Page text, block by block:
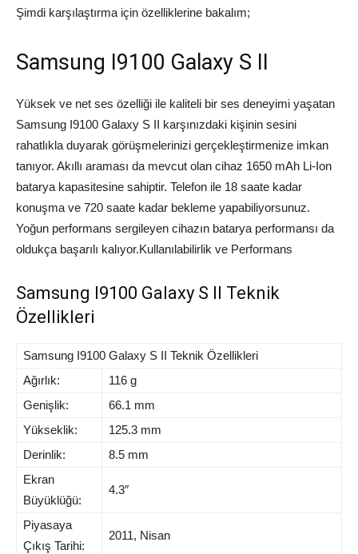
Şimdi karşılaştırma için özelliklerine bakalım;
Samsung I9100 Galaxy S II
Yüksek ve net ses özelliği ile kaliteli bir ses deneyimi yaşatan
Samsung I9100 Galaxy S II karşınızdaki kişinin sesini
rahatlıkla duyarak görüşmelerinizi gerçekleştirmenize imkan
tanıyor. Akıllı araması da mevcut olan cihaz 1650 mAh Li-Ion
batarya kapasitesine sahiptir. Telefon ile 18 saate kadar
konuşma ve 720 saate kadar bekleme yapabiliyorsunuz.
Yoğun performans sergileyen cihazın batarya performansı da
oldukça başarılı kalıyor.Kullanılabilirlik ve Performans
Samsung I9100 Galaxy S II Teknik
Özellikleri
Samsung I9100 Galaxy S II Teknik Özellikleri
Ağırlık:
116 g
Genişlik:
66.1 mm
Yükseklik:
125.3 mm
Derinlik:
8.5 mm
Ekran
Büyüklüğü:
4.3″
Piyasaya
Çıkış Tarihi:
2011, Nisan